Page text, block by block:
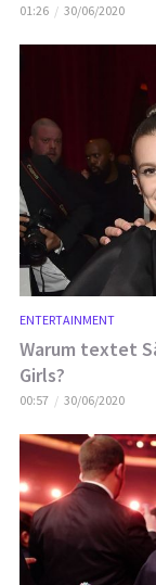
01:26 30/06/2020
ENTERTAINMENT
Warum textet
Girls?
00:57 30/06/2020